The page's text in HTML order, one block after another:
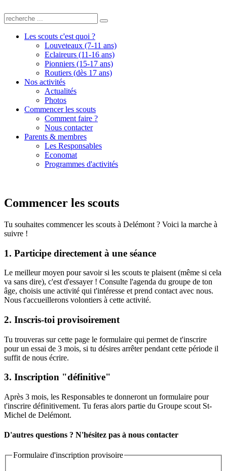
Les scouts c'est quoi ?
Louveteaux (7-11 ans)
Eclaireurs (11-16 ans)
Pionniers (15-17 ans)
Routiers (dès 17 ans)
Nos activités
Actualités
Photos
Commencer les scouts
Comment faire ?
Nous contacter
Parents & membres
Les Responsables
Economat
Programmes d'activités
Commencer les scouts
Tu souhaites commencer les scouts à Delémont ? Voici la marche à
suivre !
1. Participe directement à une séance
Le meilleur moyen pour savoir si les scouts te plaisent (même si cela
va sans dire), c'est d'essayer ! Consulte l'agenda du groupe de ton
âge, choisis une activité qui t'intéresse et prend contact avec nous.
Nous t'accueillerons volontiers à cette activité.
2. Inscris-toi provisoirement
Tu trouveras sur cette page le formulaire qui permet de t'inscrire
pour un essai de 3 mois, si tu désires arrêter pendant cette période il
suffit de nous écrire.
3. Inscription "définitive"
Après 3 mois, les Responsables te donneront un formulaire pour
t'inscrire définitivement. Tu feras alors partie du Groupe scout St-
Michel de Delémont.
D'autres questions ? N'hésitez pas à nous contacter
Formulaire d'inscription provisoire